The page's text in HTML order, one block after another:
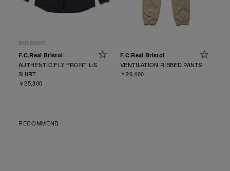
F.C.Real Bristol
AUTHENTIC FLY FRONT L/S
SHIRT
￥25,300
F.C.Real Bristol
VENTILATION RIBBED PANTS
￥26,400
RECOMMEND